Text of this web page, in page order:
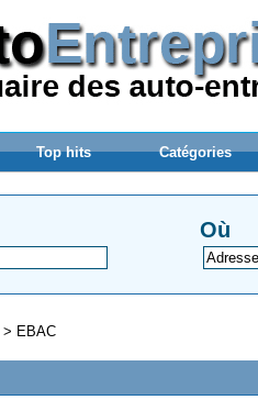
Top hits Catégories
Où
> EBAC